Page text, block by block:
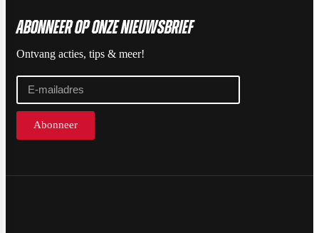
Supplement Needs
ABonneer op onze nieuwsbrief
Ontvang acties, tips & meer!
Abonneer